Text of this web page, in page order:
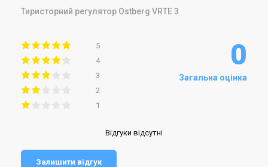
Тиристорний регулятор Ostberg VRTE 3
5
4
3
2
1
0
Загальна оцінка
Відгуки відсутні
Залишити відгук